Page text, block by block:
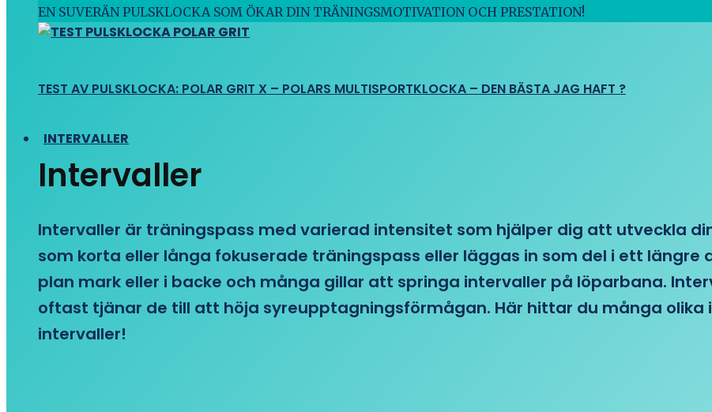
EN SUVERÄN PULSKLOCKA SOM ÖKAR DIN TRÄNINGSMOTIVATION OCH PRESTATION!
TEST AV PULSKLOCKA: POLAR GRIT X – POLARS MULTISPORTKLOCKA – DEN BÄSTA JAG HAFT ?
INTERVALLER
Intervaller
Intervaller är träningspass med varierad intensitet som hjälper dig att utveckla
som korta eller långa fokuserade träningspass eller läggas in som del i ett längre
plan mark eller i backe och många gillar att springa intervaller på löparbana.
oftast tjänar de till att höja syreupptagningsförmågan. Här hittar du många olika
intervaller!